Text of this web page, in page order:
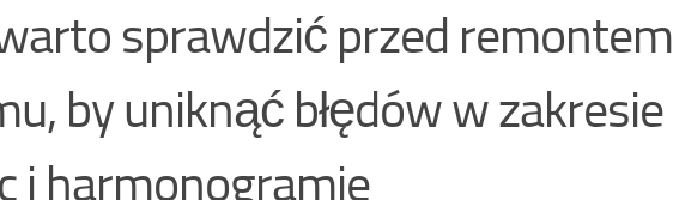
sprawdzić przed remontem
by uniknąć błędów w zakresie
i harmonogramie